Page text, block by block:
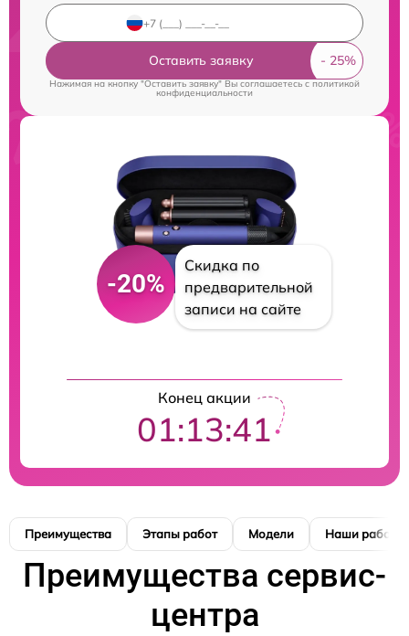
Оставить заявку
Нажимая на кнопку "Оставить заявку" Вы соглашаетесь cполитикой
конфиденциальности
-20%
Скидка по
предварительной
записи на сайте
Конец акции
01:13:40
Преимущества Этапы работ Модели Наши работы
Преимущества сервис-
центра